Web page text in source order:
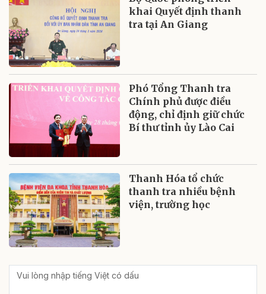
khai Quyết định thanh
tra tại An Giang
Phó Tổng Thanh tra
Chính phủ được điều
động, chỉ định giữ chức
Bí thư tỉnh ủy Lào Cai
Thanh Hóa tổ chức
thanh tra nhiều bệnh
viện, trường học